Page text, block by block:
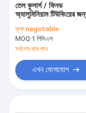
তেল কুলার্স / ফিনড
অ্যালুমিনিয়াম টিউবিংয়ের
টিউব
মূল্য:negotiable
MOQ:1 পিসিএস
সর্বশেষ দাম পান
এখন যোগাযোগ